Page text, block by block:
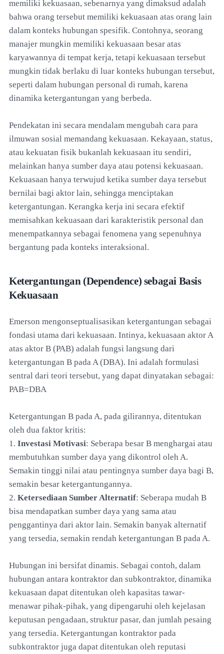
memiliki kekuasaan, sebenarnya yang dimaksud adalah
bahwa orang tersebut memiliki kekuasaan atas orang lain
dalam konteks hubungan spesifik. Contohnya, seorang
manajer mungkin memiliki kekuasaan besar atas
karyawannya di tempat kerja, tetapi kekuasaan tersebut
mungkin tidak berlaku di luar konteks hubungan tersebut,
seperti dalam hubungan personal di rumah, karena
dinamika ketergantungan yang berbeda.
Pendekatan ini secara mendalam mengubah cara para
ilmuwan sosial memandang kekuasaan. Kekayaan, status,
atau kekuatan fisik bukanlah kekuasaan itu sendiri,
melainkan hanya sumber daya atau potensi kekuasaan.
Kekuasaan hanya terwujud ketika sumber daya tersebut
bernilai bagi aktor lain, sehingga menciptakan
ketergantungan. Kerangka kerja ini secara efektif
memisahkan kekuasaan dari karakteristik personal dan
menempatkannya sebagai fenomena yang sepenuhnya
bergantung pada konteks interaksional.
Ketergantungan (Dependence) sebagai Basis
Kekuasaan
Emerson mengonseptualisasikan ketergantungan sebagai
fondasi utama dari kekuasaan. Intinya, kekuasaan aktor A
atas aktor B (PAB) adalah fungsi langsung dari
ketergantungan B pada A (DBA). Ini adalah formulasi
sentral dari teori tersebut, yang dapat dinyatakan sebagai:
PAB=DBA
Ketergantungan B pada A, pada gilirannya, ditentukan
oleh dua faktor kritis:
1. Investasi Motivasi: Seberapa besar B menghargai atau
membutuhkan sumber daya yang dikontrol oleh A.
Semakin tinggi nilai atau pentingnya sumber daya bagi B,
semakin besar ketergantungannya.
2. Ketersediaan Sumber Alternatif: Seberapa mudah B
bisa mendapatkan sumber daya yang sama atau
penggantinya dari aktor lain. Semakin banyak alternatif
yang tersedia, semakin rendah ketergantungan B pada A.
Hubungan ini bersifat dinamis. Sebagai contoh, dalam
hubungan antara kontraktor dan subkontraktor, dinamika
kekuasaan dapat ditentukan oleh kapasitas tawar-
menawar pihak-pihak, yang dipengaruhi oleh kejelasan
keputusan pengadaan, struktur pasar, dan jumlah pesaing
yang tersedia. Ketergantungan kontraktor pada
subkontraktor juga dapat ditentukan oleh reputasi